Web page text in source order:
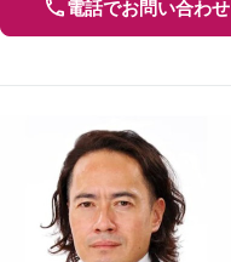
電話でお問い合わせ